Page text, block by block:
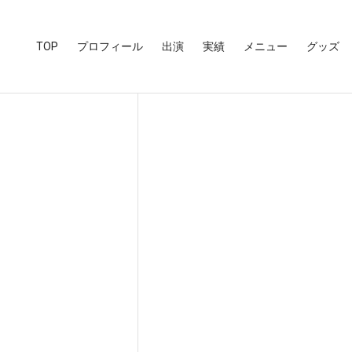
TOP プロフィール 出演 実績 メニュー グッズ